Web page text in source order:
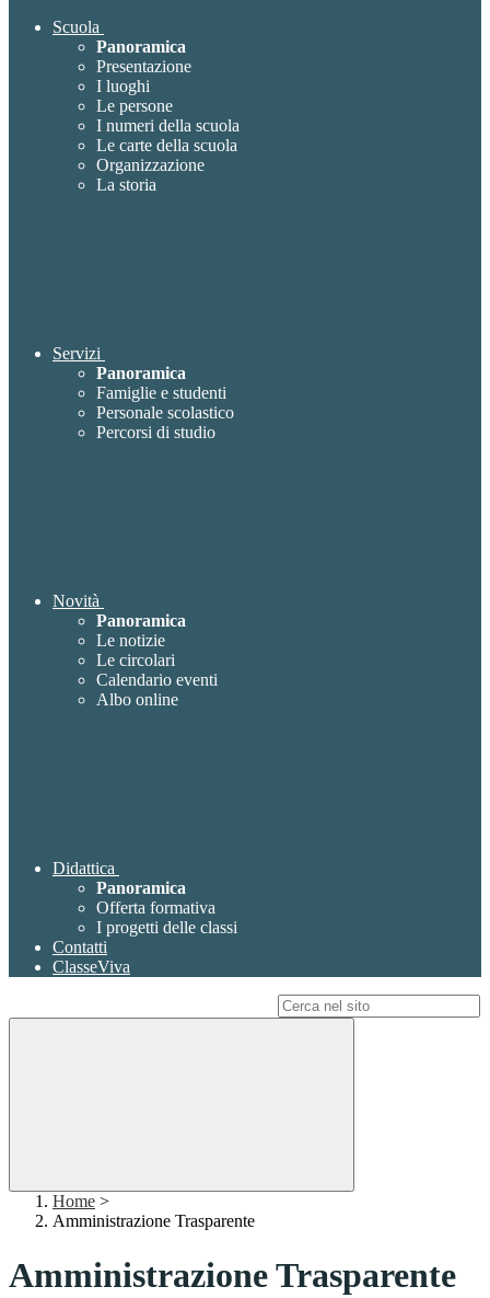
Scuola
Panoramica
Presentazione
I luoghi
Le persone
I numeri della scuola
Le carte della scuola
Organizzazione
La storia
Servizi
Panoramica
Famiglie e studenti
Personale scolastico
Percorsi di studio
Novità
Panoramica
Le notizie
Le circolari
Calendario eventi
Albo online
Didattica
Panoramica
Offerta formativa
I progetti delle classi
Contatti
ClasseViva
Home >
Amministrazione Trasparente
Amministrazione Trasparente